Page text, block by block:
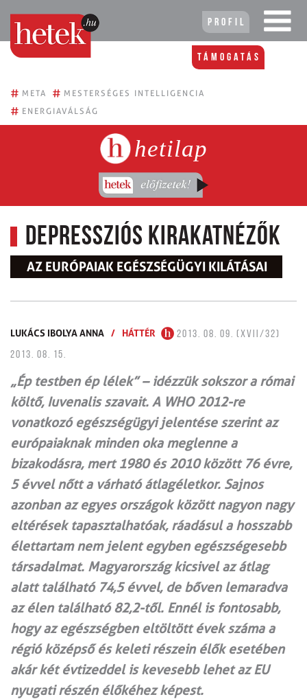
Profil
Támogatás
# META # MESTERSÉGES INTELLIGENCIA
# ENERGIAVÁLSÁG
hetilap
Depressziós kirakatnézők
AZ EURÓPAIAK EGÉSZSÉGÜGYI KILÁTÁSAI
LUKÁCS IBOLYA ANNA / HÁTTÉR
2013. 08. 09. (XVII/32)
2013. 08. 15.
„Ép testben ép lélek” – idézzük sokszor a római
költő, Iuvenalis szavait. A WHO 2012-re
vonatkozó egészségügyi jelentése szerint az
európaiaknak minden oka meglenne a
bizakodásra, mert 1980 és 2010 között 76 évre,
5 évvel nőtt a várható átlagéletkor. Sajnos
azonban az egyes országok között nagyon nagy
eltérések tapasztalhatóak, ráadásul a hosszabb
élettartam nem jelent egyben egészségesebb
társadalmat. Magyarország kicsivel az átlag
alatt található 74,5 évvel, de bőven lemaradva
az élen található 82,2-től. Ennél is fontosabb,
hogy az egészségben eltöltött évek száma a
régió középső és keleti részein élők esetében
akár két évtizeddel is kevesebb lehet az EU
nyugati részén élőkéhez képest.